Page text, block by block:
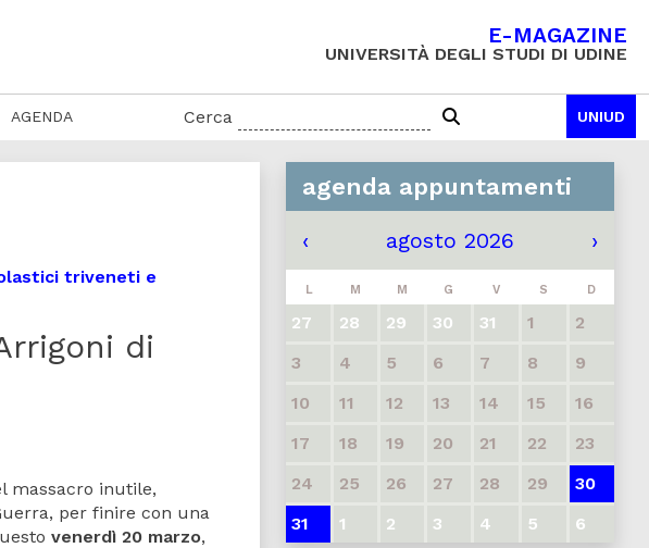
E-MAGAZINE
UNIVERSITÀ DEGLI STUDI DI UDINE
AGENDA Cerca UNIUD
triveneti e
di
massacro inutile,
per finire con una
venerdì 20 marzo,
agenda appuntamenti
‹ agosto 2026 ›
L M M G V S D
27 28 29 30 31 1
2
3
4 5 6 7 8
9
10
11 12 13 14 15
16
17
18 19 20 21 22
23
24
25 26 27 28 29
30
31
1 2 3 4 5 6